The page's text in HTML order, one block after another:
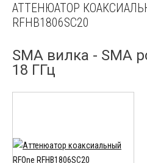
АТТЕНЮАТОР
RFHB1806SC20
SMA вилка - SMA
18 ГГц